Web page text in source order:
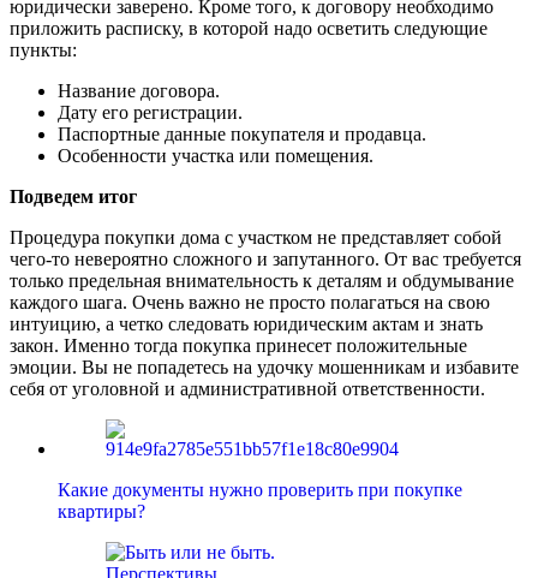
юридически заверено. Кроме того, к договору необходимо
приложить расписку, в которой надо осветить следующие
пункты:
Название договора.
Дату его регистрации.
Паспортные данные покупателя и продавца.
Особенности участка или помещения.
Подведем итог
Процедура покупки дома с участком не представляет собой
чего-то невероятно сложного и запутанного. От вас требуется
только предельная внимательность к деталям и обдумывание
каждого шага. Очень важно не просто полагаться на свою
интуицию, а четко следовать юридическим актам и знать
закон. Именно тогда покупка принесет положительные
эмоции. Вы не попадетесь на удочку мошенникам и избавите
себя от уголовной и административной ответственности.
Какие документы нужно проверить при покупке
квартиры?